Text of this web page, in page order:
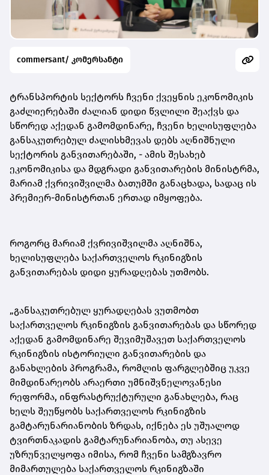
commersant/ კომერსანტი
ტრანსპორტის სექტორს ჩვენი ქვეყნის ეკონომიკის
გაძლიერებაში ძალიან დიდი წვლილი შეაქვს და
სწორედ აქედან გამომდინარე, ჩვენი ხელისუფლება
განსაკუთრებულ ძალისხმევას დებს აღნიშნული
სექტორის განვითარებაში, - ამის შესახებ
ეკონომიკისა და მდგრადი განვითარების მინისტრმა,
მარიამ ქვრივიშვილმა ბათუმში განაცხადა, სადაც ის
პრემიერ-მინისტრთან ერთად იმყოფება.
როგორც მარიამ ქვრივიშვილმა აღნიშნა,
ხელისუფლება საქართველოს რკინიგზის
განვითარებას დიდი ყურადღებას უთმობს.
„განსაკუთრებულ ყურადღებას ვუთმობთ
საქართველოს რკინიგზის განვითარებას და სწორედ
აქედან გამომდინარე შევიმუშავეთ საქართველოს
რკინიგზის ისტორიული განვითარების და
განახლების პროგრამა, რომლის ფარგლებშიც უკვე
მიმდინარეობს არაერთი უმნიშვნელოვანესი
რეფორმა, ინფრასტრუქტურული განახლება, რაც
ხელს შეუწყობს საქართველოს რკინიგზის
გამტარუნარიანობის ზრდას, იქნება ეს უშუალოდ
ტვირთნაკადის გამტარუნარიანობა, თუ ასევე
უზრუნველყოფა იმისა, რომ ჩვენი სამგზავრო
მიმართულება საქართველოს რკინიგზაში